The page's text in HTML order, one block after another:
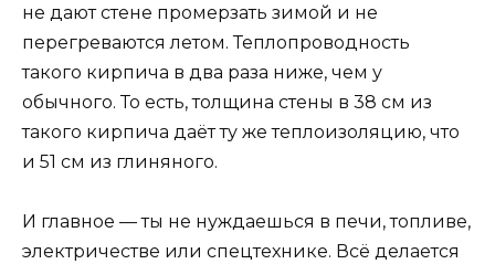
не дают стене промерзать зимой и не
перегреваются летом. Теплопроводность
такого кирпича в два раза ниже, чем у
обычного. То есть, толщина стены в 38 см из
такого кирпича даёт ту же теплоизоляцию, что
и 51 см из глиняного.
И главное — ты не нуждаешься в печи, топливе,
электричестве или спецтехнике. Всё делается